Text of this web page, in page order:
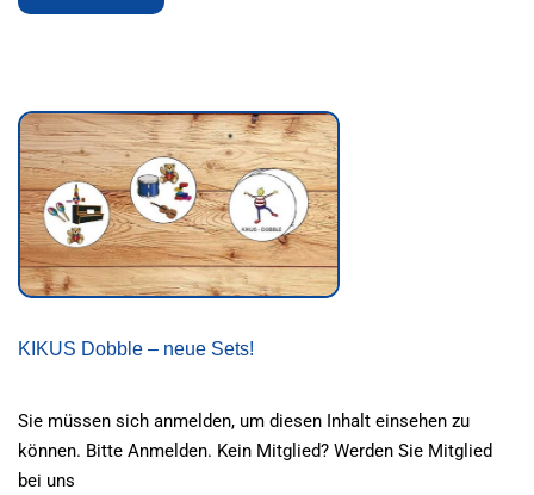
MORE
DER
KIKUS
APP
KIKUS Dobble – neue Sets!
Sie müssen sich anmelden, um diesen Inhalt einsehen zu
können. Bitte Anmelden. Kein Mitglied? Werden Sie Mitglied
bei uns